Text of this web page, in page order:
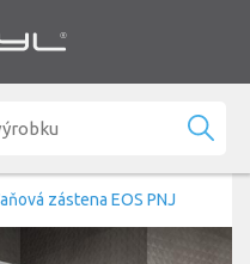
zástena EOS PNJ